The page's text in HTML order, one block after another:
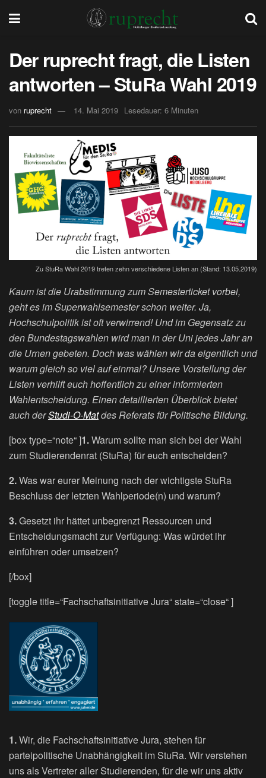
Der ruprecht fragt, die Listen
antworten – StuRa Wahl 2019
von ruprecht 14. Mai 2019 Lesedauer: 6 Minuten
Zu StuRa Wahl 2019 treten zehn verschiedene Listen an (Stand: 13.05.2019)
Kaum ist die Urabstimmung zum Semesterticket vorbei,
geht es im Superwahlsemester schon weiter. Ja,
Hochschulpolitik ist oft verwirrend! Und im Gegensatz zu
den Bundestagswahlen wird man in der Uni jedes Jahr an
die Urnen gebeten. Doch was wählen wir da eigentlich und
warum gleich so viel auf einmal? Unsere Vorstellung der
Listen verhilft euch hoffentlich zu einer informierten
Wahlentscheidung. Einen detaillierten Überblick bietet
auch derStudi-O-Matdes Referats für Politische Bildung.
[box type=“note“ ]1.Warum sollte man sich bei der Wahl
zum Studierendenrat (StuRa) für euch entscheiden?
2.Was war eurer Meinung nach der wichtigste StuRa
Beschluss der letzten Wahlperiode(n) und warum?
3.Gesetzt ihr hättet unbegrenzt Ressourcen und
Entscheidungsmacht zur Verfügung: Was würdet ihr
einführen oder umsetzen?
[/box]
[toggle title=“Fachschaftsinitiative Jura“ state=“close“ ]
1.Wir, die Fachschaftsinitiative Jura, stehen für
parteipolitische Unabhängigkeit im StuRa. Wir verstehen
uns als Vertreter aller Studierenden, für die wir uns aktiv